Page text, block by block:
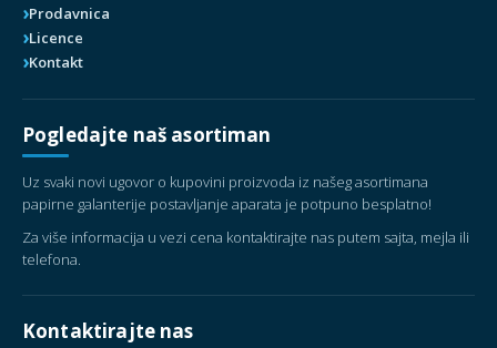
Prodavnica
Licence
Kontakt
Pogledajte naš asortiman
Uz svaki novi ugovor o kupovini proizvoda iz našeg asortimana
papirne galanterije postavljanje aparata je potpuno besplatno!
Za više informacija u vezi cena kontaktirajte nas putem sajta, mejla ili
telefona.
Kontaktirajte nas